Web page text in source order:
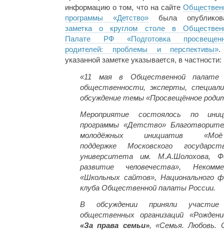
информацию о том, что на сайте
программы «Детство» была
заметка о круглом столе в
Палате РФ «Подготовка
родителей: проблемы и перспективы»
указанной заметке указывается, в частности:
«11 мая в Общественной палате
общественности, эксперты,
обсуждение темы «Просвещённое
Мероприятие состоялось по
программы «Детство»
молодёжных инициатив
поддержке Московского
университета им. М.А.Шолохова,
развитие человечества»,
«Школьных сайтов», Национального
клуба Общественной палаты России.
В обсуждении приняли
общественных организаций
«За права семьи», «Семья. Любовь.